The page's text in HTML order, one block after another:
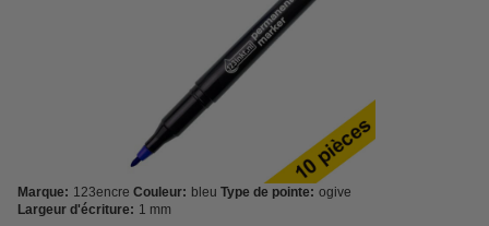
Marque: 123encre Couleur: bleu Type de pointe: ogive
Largeur d'écriture: 1 mm